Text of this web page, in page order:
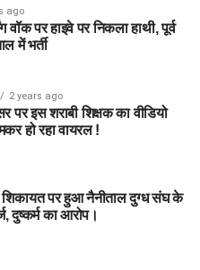
ago
वॉक पर हाइवे पर निकला हाथी, पूर्व
में भर्ती
2 years ago
पर इस शराबी शिक्षक का वीडियो
हो रहा वायरल !
पर हुआ नैनीताल दुग्ध संघ के
दुष्कर्म का आरोप।